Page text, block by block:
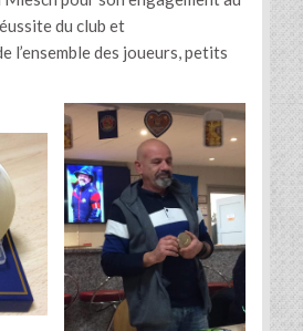
du club et
l’ensemble des joueurs, petits